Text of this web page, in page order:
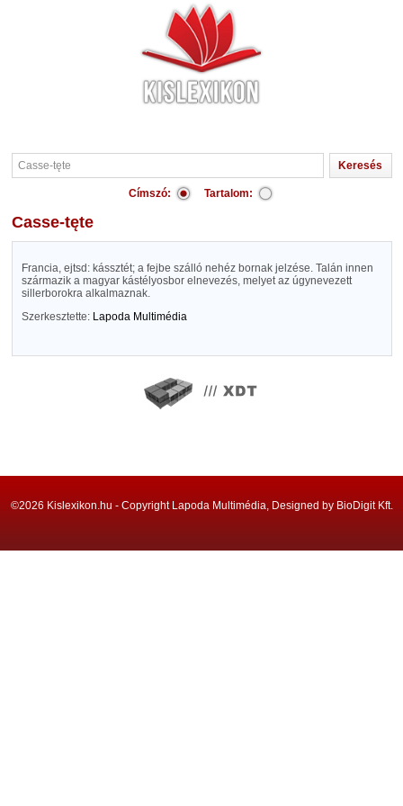
Címszó: Tartalom:
Casse-tęte
Francia, ejtsd: kássztét; a fejbe szálló nehéz bornak jelzése. Talán innen
származik a magyar kástélyosbor elnevezés, melyet az úgynevezett
sillerborokra alkalmaznak.
Szerkesztette: Lapoda Multimédia
©2026 Kislexikon.hu - Copyright Lapoda Multimédia, Designed by BioDigit Kft.